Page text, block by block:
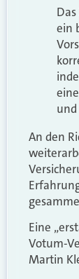
ein
An den
Eine
Votum-
Martin